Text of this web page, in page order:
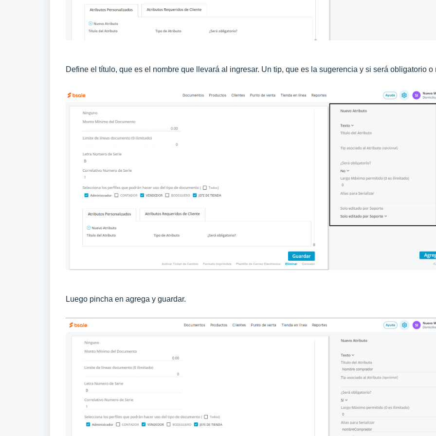
Define el título, que es el nombre que llevará al ingresar. Un tip, que es la sugerencia y si será obligatorio o
Luego pincha en agrega y guardar.